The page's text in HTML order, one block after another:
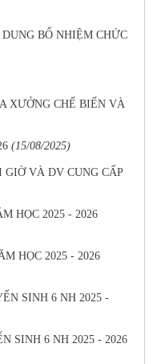
BỔ NHIỆM CHỨC
XƯỞNG CHẾ BIẾN VÀ
(15/08/2025)
VÀ DV CUNG CẤP
HỌC 2025 - 2026
HỌC 2025 - 2026
SINH 6 NH 2025 -
SINH 6 NH 2025 - 2026